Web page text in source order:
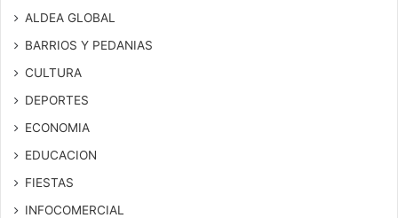
ALDEA GLOBAL
BARRIOS Y PEDANIAS
CULTURA
DEPORTES
ECONOMIA
EDUCACION
FIESTAS
INFOCOMERCIAL